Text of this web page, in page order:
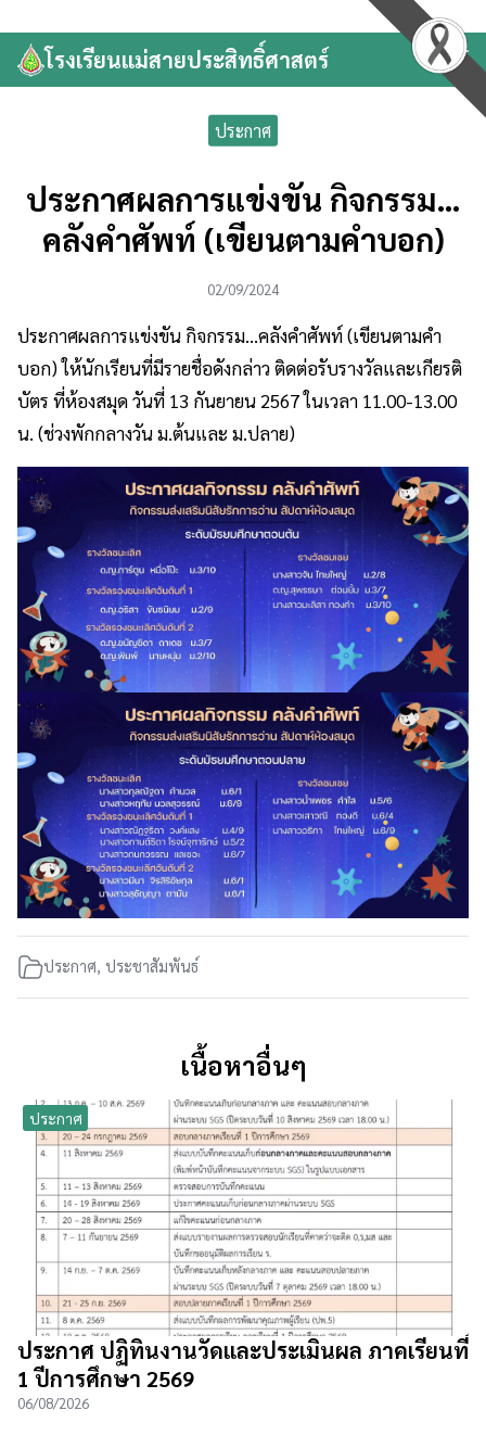
to
contentโรงเรียนแม่สายประสิทธิ์ศาสตร์
Search
for:
ประกาศ
ประกาศผลการแข่งขัน กิจกรรม…
คลังคำศัพท์ (เขียนตามคำบอก)
02/09/2024
ประกาศผลการแข่งขัน กิจกรรม…คลังคำศัพท์ (เขียนตามคำ
บอก) ให้นักเรียนที่มีรายชื่อดังกล่าว ติดต่อรับรางวัลและเกียรติ
บัตร ที่ห้องสมุด วันที่ 13 กันยายน 2567 ในเวลา 11.00-13.00
น. (ช่วงพักกลางวัน ม.ต้นและ ม.ปลาย)
ประกาศ ประชาสัมพันธ์
เนื้อหาอื่นๆ
ประกาศ
ประกาศ ปฏิทินงานวัดและประเมินผล ภาคเรียนที่
1 ปีการศึกษา 2569
06/08/2026